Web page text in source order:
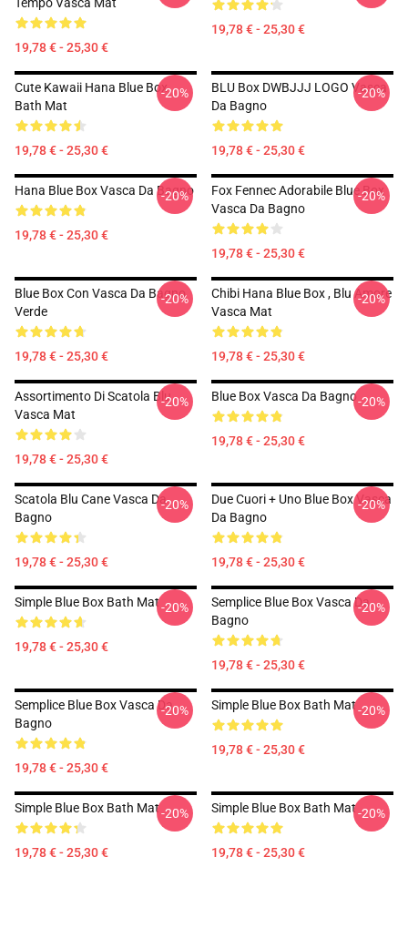
19,78 € - 25,30 €
19,78 € - 25,30 €
Cute Kawaii Hana Blue Box
Bath Mat
19,78 € - 25,30 €
-20%
BLU Box DWBJJJ LOGO Vasca
Da Bagno
19,78 € - 25,30 €
-20%
Hana Blue Box Vasca Da Bagno
19,78 € - 25,30 €
-20%
Fox Fennec Adorabile Blue Box
Vasca Da Bagno
19,78 € - 25,30 €
-20%
Blue Box Con Vasca Da Bagno
Verde
19,78 € - 25,30 €
-20%
Chibi Hana Blue Box , Blu Amore
Vasca Mat
19,78 € - 25,30 €
-20%
Assortimento Di Scatola Blu
Vasca Mat
19,78 € - 25,30 €
-20% Blue Box Vasca Da Bagno
19,78 € - 25,30 €
-20%
Scatola Blu Cane Vasca Da
Bagno
19,78 € - 25,30 €
-20%
Due Cuori + Uno Blue Box Vasca
Da Bagno
19,78 € - 25,30 €
-20%
Simple Blue Box Bath Mat
19,78 € - 25,30 €
-20%
Semplice Blue Box Vasca Da
Bagno
19,78 € - 25,30 €
-20%
Semplice Blue Box Vasca Da
Bagno
19,78 € - 25,30 €
-20% Simple Blue Box Bath Mat
19,78 € - 25,30 €
-20%
Simple Blue Box Bath Mat
19,78 € - 25,30 €
-20% Simple Blue Box Bath Mat
19,78 € - 25,30 €
-20%